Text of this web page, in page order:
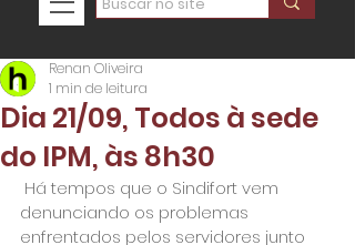
Dia 21/09, Todos à sede
do IPM, às 8h30
Renan Oliveira
1 min de leitura
denunciando os problemas
enfrentados pelos servidores junto